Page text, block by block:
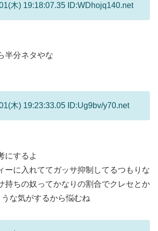
木) 19:18:07.35 ID:WDhojq140.net
半分ネタやな
木) 19:23:33.05 ID:Ug9bv/y70.net
にするよ
ーに入れててガッサ抑制してるつもりな
持ちの奴ってかなりの割合でクレセとか
な気がするから悩むね